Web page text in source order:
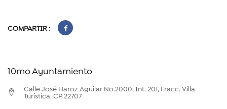
COMPARTIR :
10mo Ayuntamiento
Calle José Haroz Aguilar No.2000, Int. 201, Fracc. Villa
Turística, CP 22707